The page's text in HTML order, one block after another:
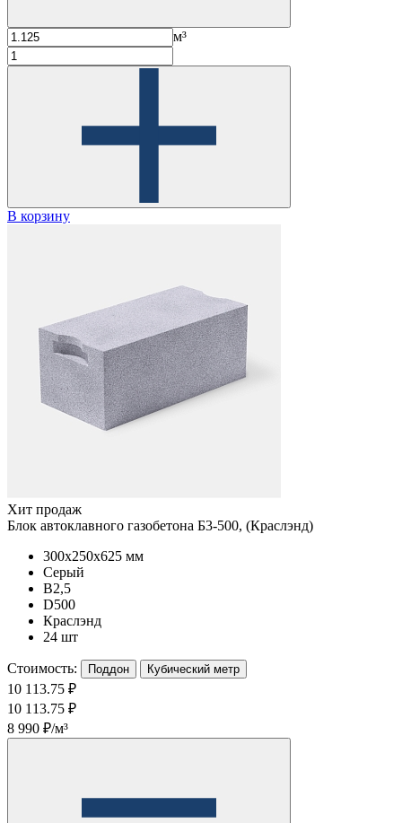
м³
В корзину
Хит продаж
Блок автоклавного газобетона Б3-500, (Краслэнд)
300x250x625 мм
Серый
B2,5
D500
Краслэнд
24 шт
Стоимость: Поддон Кубический метр
10 113.75 ₽
10 113.75 ₽
8 990 ₽/м³